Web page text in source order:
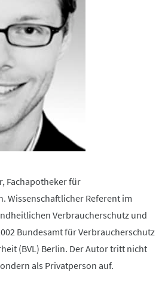
Fachapotheker für
Wissenschaftlicher Referent im
Verbraucherschutz und
Bundesamt für Verbraucherschutz
(BVL) Berlin. Der Autor tritt nicht
als Privatperson auf.